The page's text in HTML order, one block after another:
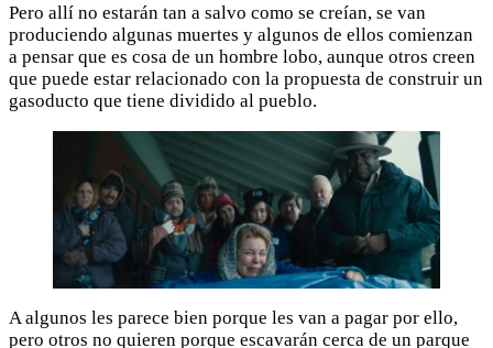
Pero allí no estarán tan a salvo como se creían, se van
produciendo algunas muertes y algunos de ellos comienzan
a pensar que es cosa de un hombre lobo, aunque otros creen
que puede estar relacionado con la propuesta de construir un
gasoducto que tiene dividido al pueblo.
A algunos les parece bien porque les van a pagar por ello,
pero otros no quieren porque escavarán cerca de un parque